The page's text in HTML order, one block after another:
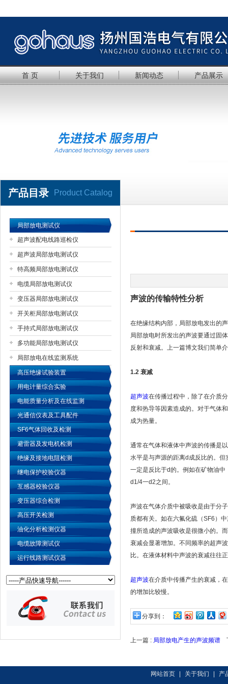
扬州国浩电气有限公司
首 页 关于我们 新闻动态 产品展示
产品目录 Product Catalog
局部放电测试仪
超声波配电线路巡检仪
超声波局部放电测试仪
特高频局部放电测试仪
电缆局部放电测试仪
变压器局部放电测试仪
开关柜局部放电测试仪
手持式局部放电测试仪
多功能局部放电测试仪
局部放电在线监测系统
高压绝缘试验装置
用电计量综合实验
电能质量分析及在线监测
光通信仪表及工具配件
SF6气体回收及检测
避雷器及发电机检测
绝缘及接地电阻检测
继电保护校验仪器
互感器校验仪器
变压器综合检测
高压开关检测
油化分析检测仪器
电缆故障测试仪
运行线路测试仪器
声波的传输特性分析
在绝缘结构内部，局部放电发出的
局部放电时所发出的声波要通过固
反射和衰减。上一篇博文我们简单
1.2 衰减
超声波在传播过程中，除了在介质
度和热导等因素造成的。对于气体
成为热量。
通常在气体和液体中声波的传播是
水平是与声源的距离d成反比的。但
一定是反比于d的。例如在矿物油
d1/4一d2之间。
声波在气体介质中被吸收是由于分
质都有关。如在六氟化硫（SF6）
撞所造成的声波吸收是很微小的。
衰减会显著增加。不同频率的超声
比。在液体材料中声波的衰减往往
超声波在介质中传播产生的衰减，
的增加比较慢。
分享到：
上一篇 : 局部放电产生的声波频谱
网站首页 关于我们 产